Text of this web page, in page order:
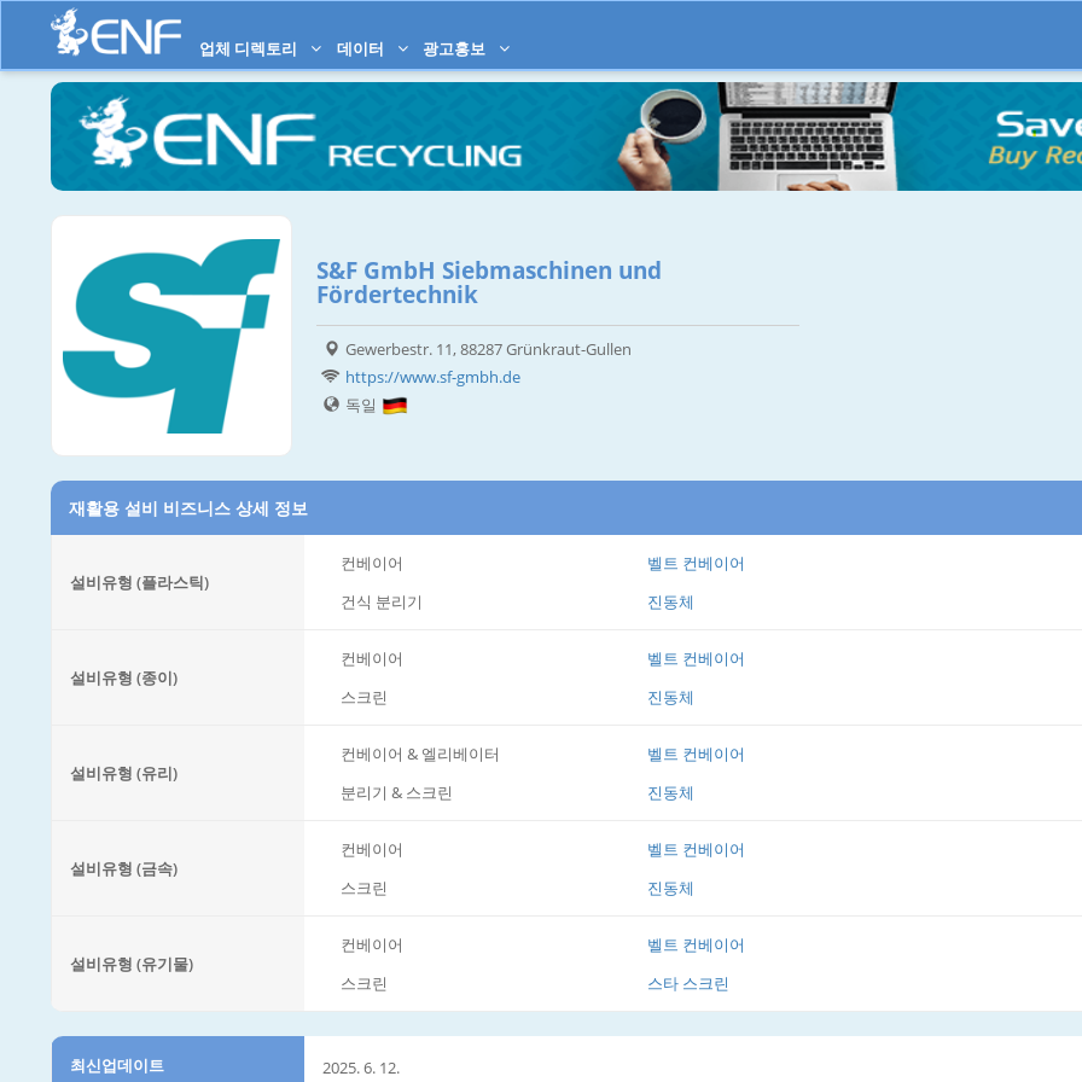
업체 디렉토리 데이터 광고홍보
S&F GmbH Siebmaschinen und
Fördertechnik
Gewerbestr. 11, 88287 Grünkraut-Gullen
https://www.sf-gmbh.de
독일
재활용 설비 비즈니스 상세 정보
설비유형 (플라스틱)
컨베이어
벨트 컨베이어
건식 분리기
진동체
설비유형 (종이)
컨베이어
벨트 컨베이어
스크린
진동체
설비유형 (유리)
컨베이어 & 엘리베이터
벨트 컨베이어
분리기 & 스크린
진동체
설비유형 (금속)
컨베이어
벨트 컨베이어
스크린
진동체
설비유형 (유기물)
컨베이어
벨트 컨베이어
스크린
스타 스크린
최신업데이트 2025. 6. 12.